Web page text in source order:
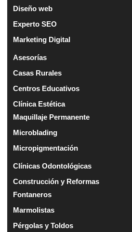
Diseño web
Experto SEO
Marketing Digital
Asesorías
Casas Rurales
Centros Educativos
Clínica Estética
Maquillaje Permanente
Microblading
Micropigmentación
Clínicas Odontológicas
Construcción y Reformas
Fontaneros
Marmolistas
Pérgolas y Toldos